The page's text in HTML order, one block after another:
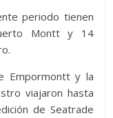
periodo tienen
Montt y 14
Empormontt y la
viajaron hasta
de Seatrade